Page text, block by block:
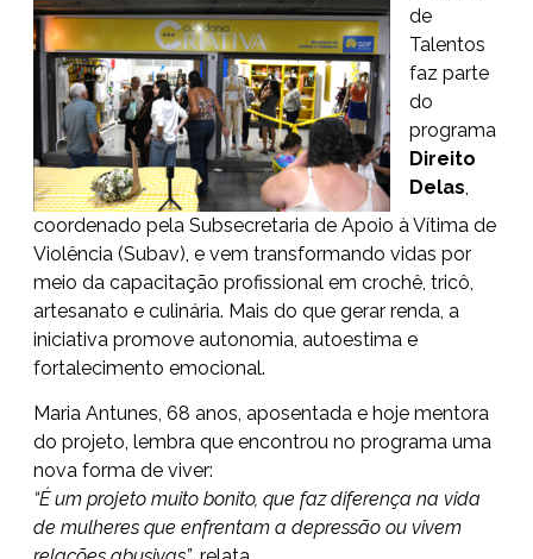
de
Talentos
faz parte
do
programa
Direito
Delas
coordenado pela Subsecretaria de Apoio à Vítima de
Violência (Subav), e vem transformando vidas por
meio da capacitação profissional em crochê, tricô,
artesanato e culinária. Mais do que gerar renda, a
iniciativa promove autonomia, autoestima e
fortalecimento emocional.
Maria Antunes, 68 anos, aposentada e hoje mentora
do projeto, lembra que encontrou no programa uma
nova forma de viver:
“É um projeto muito bonito, que faz diferença na vida
de mulheres que enfrentam a depressão ou vivem